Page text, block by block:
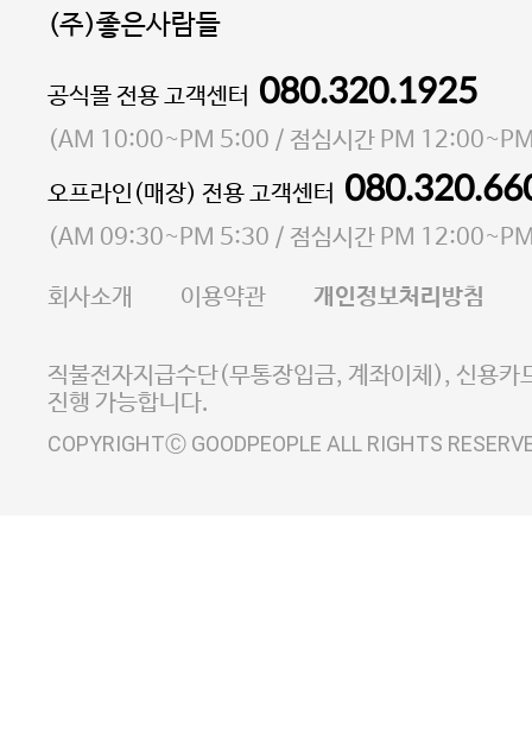
(주)좋은사람들
대표 이성현,박영환| 개인정보관리책임자 김상현
소재지 서울특별시 마포구 마포대로4다길 41 마포
통신판매업 신고번호 2023-서울마포-3931호
사업자등록번호 105-81-58242
E-MAIL goodpeople@gpin.co.kr
사업자정보확인
이니시스 에스크로 서비
공식몰 전용 고객센터 080.320.1925
(AM 10:00~PM 5:00 / 점심시간 PM
오프라인(매장) 전용 고객센터
(AM 09:30~PM 5:30 / 점심시간 PM
회사소개 이용약관 개인정보처리방침
직불전자지급수단(무통장입금, 계좌이체), 신용카
진행 가능합니다.
COPYRIGHTⒸ GOODPEOPLE ALL RIGHTS